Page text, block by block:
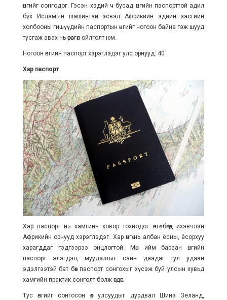
өнгийг сонгодог. Гэсэн хэдий ч бусад өнгийн паспорттой адил
бүх Исламын шашинтай эсвэл Африкийн эдийн засгийн
холбооны гишүүдийн паспортын өнгийг ногоон байна гэж шууд
тусгаж авах нь өрөөсгөл ойлголт юм.
Ногоон өнгийн паспорт хэрэглэдэг улс орнууд: 40
Хар паспорт
Хар паспорт нь хамгийн ховор тохиодог өнгө бөгөөд ихэвчлэн
Африкийн орнууд хэрэглэдэг. Хар өнгө нь албан ёсны, ёсорхуу
харагддаг гэдгээрээ онцлогтой. Мөн ийм бараан өнгийн
паспорт элэгдэл, муудалтыг сайн даадаг тул удаан
эдэлгээтэй бат бөх паспорт сонгохыг хүсэж буй улсын хувьд
хамгийн практик сонголт болж өгдөг.
Тус өнгийг сонгосон өөр улсуудыг дурдвал Шинэ Зеланд,